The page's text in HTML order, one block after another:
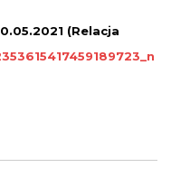
(Relacja